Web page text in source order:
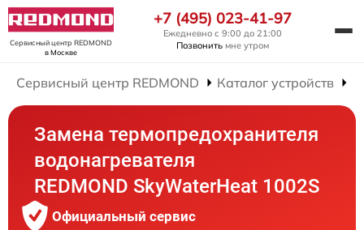
Сервисный центр REDMOND
в Москве
+7 (495) 023-41-97
Ежедневно с 9:00 до 21:00
Позвонить мне утром
Сервисный центр REDMOND Каталог устройств
Замена термопредохранителя
водонагревателя
REDMOND SkyWaterHeat 1002S
Официальный сервис